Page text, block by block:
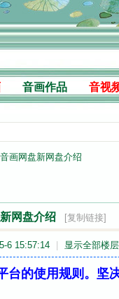
音画作品 音视
画网盘新网盘介绍
网盘介绍 [复制链接]
6 15:57:14 显示全部楼层
台的使用规则。坚